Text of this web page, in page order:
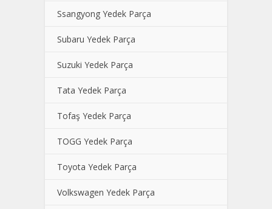
Ssangyong Yedek Parça
Subaru Yedek Parça
Suzuki Yedek Parça
Tata Yedek Parça
Tofaş Yedek Parça
TOGG Yedek Parça
Toyota Yedek Parça
Volkswagen Yedek Parça